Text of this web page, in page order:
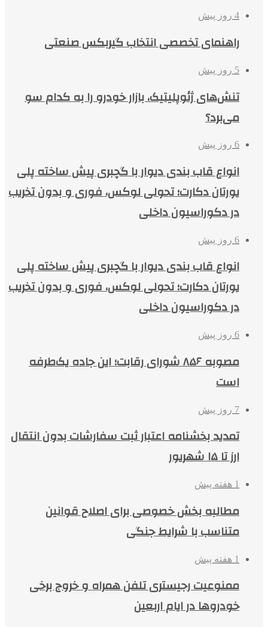
4 روز پیش
راهنمای تخصصی انتخاب گیربکس صنعتی
5 روز پیش
تنش‌های ژئوپلیتیک، بازار خودرو را به کدام سو
می‌برد؟
6 روز پیش
انواع قاب بندی دیوار با گچبری پیش ساخته پلی
یورتان دکارت؛ تحولی لوکس، فوری و بدون تخریب
در دکوراسیون داخلی
6 روز پیش
انواع قاب بندی دیوار با گچبری پیش ساخته پلی
یورتان دکارت؛ تحولی لوکس، فوری و بدون تخریب
در دکوراسیون داخلی
6 روز پیش
مصوبه ۸۵۶ شورای رقابت؛ این جاده یک‌طرفه
است
7 روز پیش
تمدید بخشنامه اعتبار ثبت سفارشات بدون انتقال
ارز تا ۱۵ شهریور
1 هفته پیش
مطالبه بخش خصوصی برای اصلاح قوانین
متناسب با شرایط جنگی
1 هفته پیش
ممنوعیت رجیستری تلفن همراه و خروج برخی
خودروها در ایام اربعین